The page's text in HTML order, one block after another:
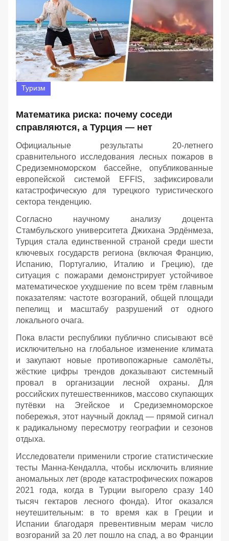
Туризм
Математика риска: почему соседи
справляются, а Турция — нет
Официальные результаты 20-летнего
сравнительного исследования лесных пожаров в
Средиземноморском бассейне, опубликованные
европейской системой EFFIS, зафиксировали
катастрофическую для турецкого туристического
сектора тенденцию.
Согласно научному анализу доцента
Стамбульского университета Джихана Эрдёнмеза,
Турция стала единственной страной среди шести
ключевых государств региона (включая Францию,
Испанию, Португалию, Италию и Грецию), где
ситуация с пожарами демонстрирует устойчивое
математическое ухудшение по всем трём главным
показателям: частоте возгораний, общей площади
пепелищ и масштабу разрушений от одного
локального очага.
Пока власти республики публично списывают всё
исключительно на глобальное изменение климата
и закупают новые противопожарные самолёты,
жёсткие цифры трендов доказывают системный
провал в организации лесной охраны. Для
российских путешественников, массово скупающих
путёвки на Эгейское и Средиземноморское
побережья, этот научный доклад — прямой сигнал
к радикальному пересмотру географии и сезонов
отдыха.
Исследователи применили строгие статистические
тесты Манна-Кендалла, чтобы исключить влияние
аномальных лет (вроде катастрофических пожаров
2021 года, когда в Турции выгорело сразу 140
тысяч гектаров лесного фонда). Итог оказался
неутешительным: в то время как в Греции и
Испании благодаря превентивным мерам число
возгораний за 20 лет пошло на спад, а во Франции